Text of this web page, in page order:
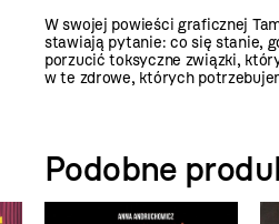
W swojej powieści graficznej
stawiają pytanie: co się stanie,
porzucić toksyczne związki,
w te zdrowe, których
Podobne